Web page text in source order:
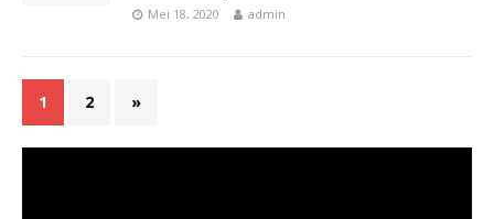
Mei 18, 2020 admin
1 2 »